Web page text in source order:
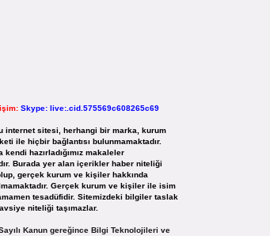
Skype: live:.cid.575569c608265c69
internet sitesi, herhangi bir marka, kurum
ile hiçbir bağlantısı bulunmamaktadır.
kendi hazırladığımız makaleler
Burada yer alan içerikler haber niteliği
gerçek kurum ve kişiler hakkında
Gerçek kurum ve kişiler ile isim
tesadüfidir. Sitemizdeki bilgiler taslak
niteliği taşımazlar.
Kanun gereğince Bilgi Teknolojileri ve